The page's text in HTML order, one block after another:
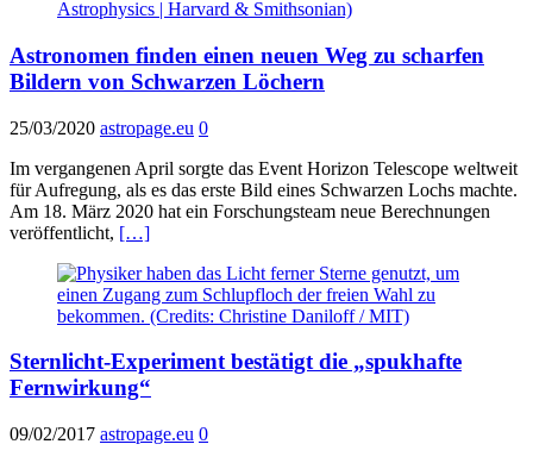
Astronomen finden einen neuen Weg zu scharfen
Bildern von Schwarzen Löchern
25/03/2020 astropage.eu 0
Im vergangenen April sorgte das Event Horizon Telescope weltweit
für Aufregung, als es das erste Bild eines Schwarzen Lochs machte.
Am 18. März 2020 hat ein Forschungsteam neue Berechnungen
veröffentlicht, […]
Sternlicht-Experiment bestätigt die „spukhafte
Fernwirkung“
09/02/2017 astropage.eu 0